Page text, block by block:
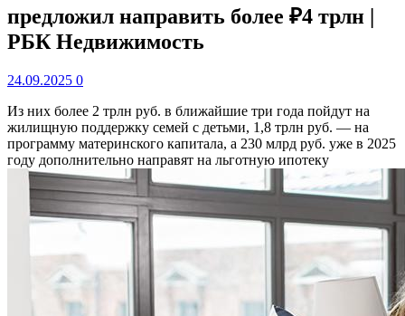
предложил направить более ₽4 трлн |
РБК Недвижимость
24.09.2025 0
Из них более 2 трлн руб. в ближайшие три года пойдут на
жилищную поддержку семей с детьми, 1,8 трлн руб. — на
программу материнского капитала, а 230 млрд руб. уже в 2025
году дополнительно направят на льготную ипотеку